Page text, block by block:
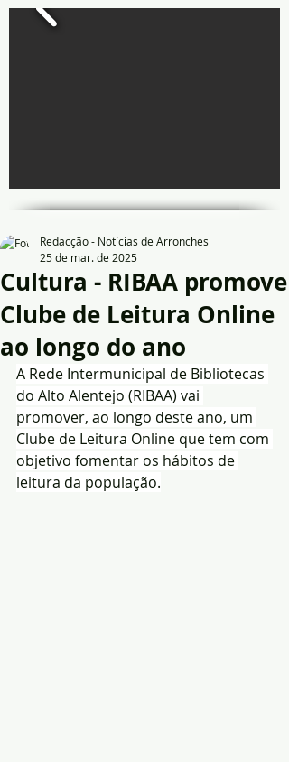
Cultura - RIBAA promove
Clube de Leitura Online
ao longo do ano
Redacção - Notícias de Arronches
25 de mar. de 2025
A Rede Intermunicipal de Bibliotecas
do Alto Alentejo (RIBAA) vai
promover, ao longo deste ano, um
Clube de Leitura Online que tem com
objetivo fomentar os hábitos de
leitura da população.